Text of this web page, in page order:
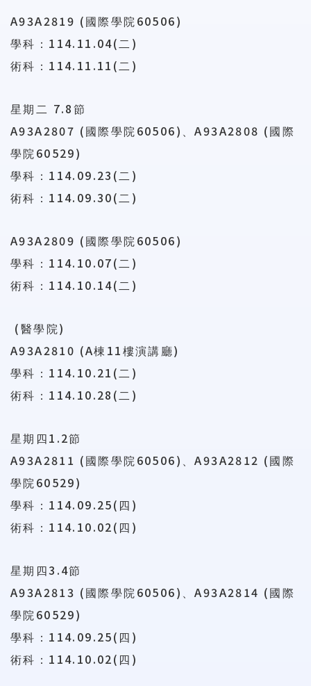
A93A2819 ( 國際學院 60506)
學科： 114.11.04(二 )
術科： 114.11.11(二 )
星期二 7.8 節
A93A2807 ( 國際學院 60506) 、A93A2808 ( 國際
學院 60529)
學科： 114.09.23(二 )
術科： 114.09.30(二 )
A93A2809 ( 國際學院 60506)
學科： 114.10.07(二 )
術科： 114.10.14(二 )
( 醫學院 )
A93A2810 (A棟 11 樓演講 廳)
學科： 114.10.21(二 )
術科： 114.10.28(二 )
星期四 1.2節
A93A2811 ( 國際學院 60506) 、A93A2812 ( 國際
學院 60529)
學科： 114.09.25( 四 )
術科： 114.10.02( 四 )
星期四3.4節
A93A2813 ( 國際學院 60506) 、A93A2814 ( 國際
學院 60529)
學科： 114.09.25( 四 )
術科： 114.10.02( 四 )